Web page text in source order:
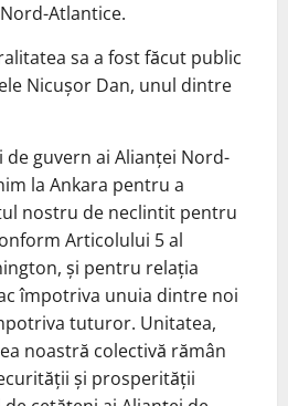
Atlantice.
sa a fost făcut public
Nicuşor Dan, unul dintre
de guvern ai Alianţei Nord-
la Ankara pentru a
nostru de neclintit pentru
Articolului 5 al
şi pentru relaţia
împotriva unuia dintre noi
tuturor. Unitatea,
noastră colectivă rămân
şi prosperităţii